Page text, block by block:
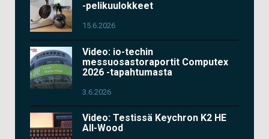
-pelikuulokkeet
15.6.2026
Video: io-techin
messuosastoraportit Computex
2026 -tapahtumasta
3.6.2026
Video: Testissä Keychron K2 HE
All-Wood